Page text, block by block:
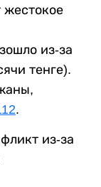
жестокое
из-за
тенге).
.
из-за